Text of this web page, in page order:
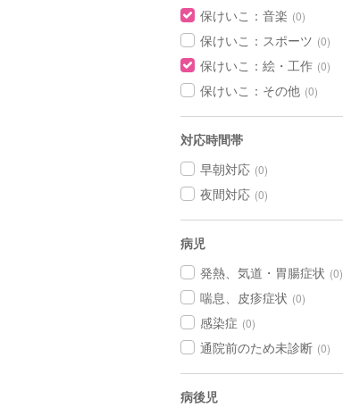
保けいこ：音楽 (0)
保けいこ：スポーツ (0)
保けいこ：絵・工作 (0)
保けいこ：その他 (0)
対応時間帯
早朝対応 (0)
夜間対応 (0)
病児
発熱、気道・胃腸症状 (0)
喘息、皮疹症状 (0)
感染症 (0)
通院前のため未診断 (0)
病後児